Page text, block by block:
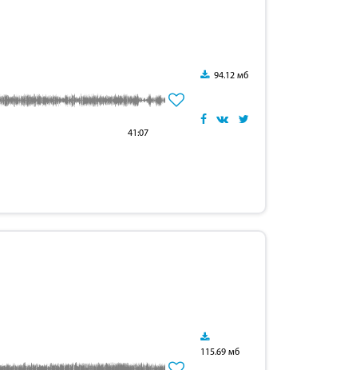
41:07
94.12 мб
115.69 мб